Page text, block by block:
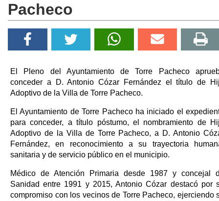
Pacheco
El Pleno del Ayuntamiento de Torre Pacheco
conceder a D. Antonio Cózar Fernández el título de
Adoptivo de la Villa de Torre Pacheco.
El Ayuntamiento de Torre Pacheco ha iniciado el
para conceder, a título póstumo, el nombramiento de
Adoptivo de la Villa de Torre Pacheco, a D. Antonio
Fernández, en reconocimiento a su trayectoria
sanitaria y de servicio público en el municipio.
Médico de Atención Primaria desde 1987 y concejal
Sanidad entre 1991 y 2015, Antonio Cózar destacó por
compromiso con los vecinos de Torre Pacheco, ejerciendo